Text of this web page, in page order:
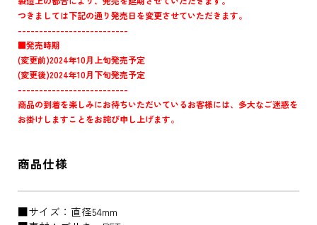
つきましては下記の通り発売日を変更させていただきます。
--------------------------
■発売時期
(変更前)2024年10月上旬発売予定
(変更後)2024年10月下旬発売予定
--------------------------
商品の到着を楽しみにお待ちいただいているお客様には、多大なご迷惑を
お掛けしますことをお詫び申し上げます。
商品仕様
■サイズ：直径54mm